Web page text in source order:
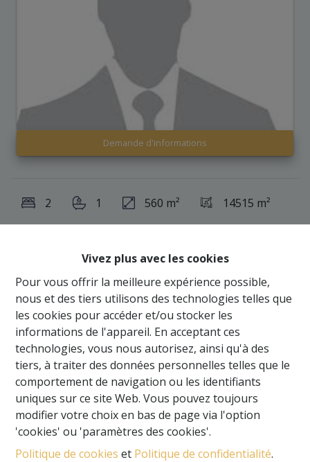
Vivez plus avec les cookies
Pour vous offrir la meilleure expérience possible,
nous et des tiers utilisons des technologies telles que
les cookies pour accéder et/ou stocker les
informations de l'appareil. En acceptant ces
technologies, vous nous autorisez, ainsi qu'à des
tiers, à traiter des données personnelles telles que le
comportement de navigation ou les identifiants
uniques sur ce site Web. Vous pouvez toujours
modifier votre choix en bas de page via l'option
'cookies' ou 'paramètres des cookies'.
Politique de cookies et Politique de confidentialité.
Demande d'informations
2 1 560 m² 14515 m²
Bien exceptionnel à vendre! Possibilité d'achat en
part sociale.
Actuellement, le bien est exploité en salle de
mariages et fêtes. Nombreuses possibilités
d’affectations : transformation en plusieurs
logements, magasin concept store, restaurant ?
Les idées et possibilités sont assez nombreuses, il y
a une réelle demande dans la région et les
personnes répondent plus que présent.